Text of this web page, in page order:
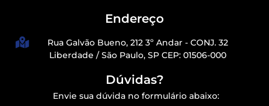
Endereço
Rua Galvão Bueno, 212 3º Andar - CONJ. 32
Liberdade / São Paulo, SP CEP: 01506-000
Dúvidas?
Envie sua dúvida no formulário abaixo: